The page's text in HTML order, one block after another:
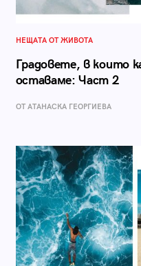
НЕЩАТА ОТ ЖИВОТА
Градовете, в които
оставаме: Част 2
ОТ АТАНАСКА ГЕОРГИЕВА